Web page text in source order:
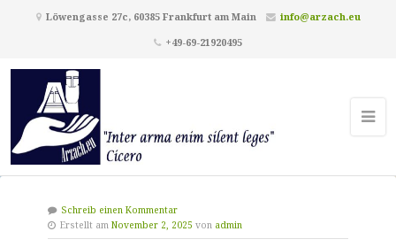
Löwengasse 27c, 60385 Frankfurt am Main
info@arzach.eu
+49-69-21920495
Schreib einen Kommentar
Erstellt am November 2, 2025 von admin